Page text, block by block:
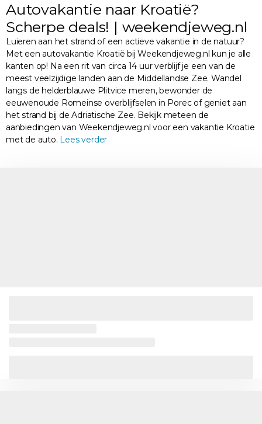
Autovakantie naar Kroatië?
Scherpe deals! | weekendjeweg.nl
Luieren aan het strand of een actieve vakantie in de natuur?
Met een autovakantie Kroatië bij Weekendjeweg.nl kun je alle
kanten op! Na een rit van circa 14 uur verblijf je een van de
meest veelzijdige landen aan de Middellandse Zee. Wandel
langs de helderblauwe Plitvice meren, bewonder de
eeuwenoude Romeinse overblijfselen in Porec of geniet aan
het strand bij de Adriatische Zee. Bekijk meteen de
aanbiedingen van Weekendjeweg.nl voor een vakantie Kroatie
met de auto. Lees verder